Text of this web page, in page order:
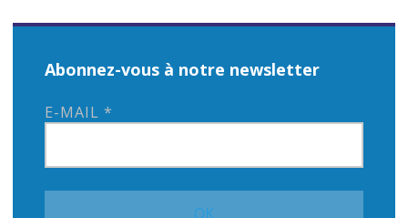
Abonnez-vous à notre newsletter
E-MAIL *